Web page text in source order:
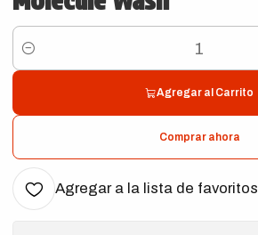
Cantidad
Agregar al Carrito
Comprar ahora
Agregar a la lista de favoritos